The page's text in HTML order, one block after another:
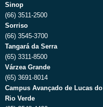
Sinop
(66) 3511-2500
Sorriso
(66) 3545-3700
Tangará da Serra
(65) 3311-8500
Várzea Grande
(65) 3691-8014
Campus Avançado de Lucas do
Rio Verde